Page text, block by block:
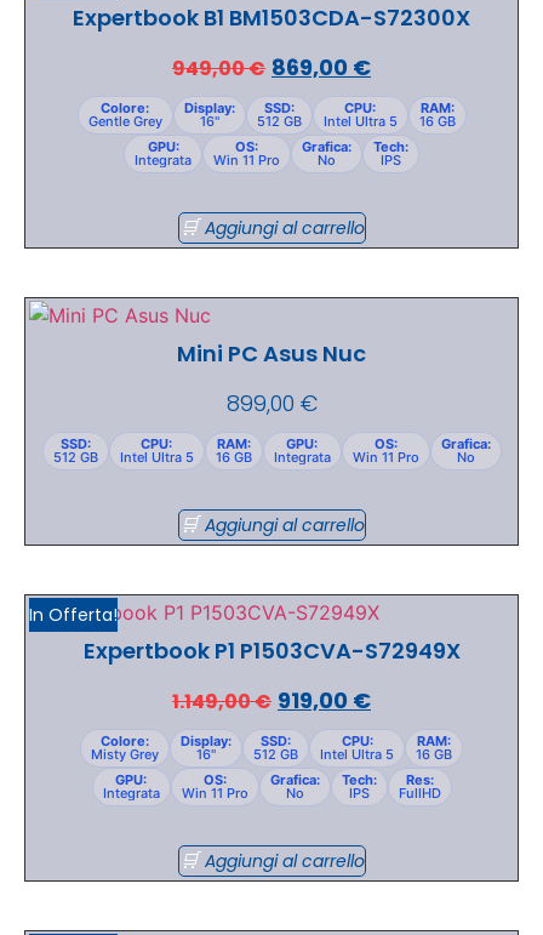
Expertbook B1 BM1503CDA-S72300X
949,00€ 869,00 €
Colore:
Gentle Grey
Display:
16"
SSD:
512 GB
CPU:
Intel Ultra 5
RAM:
16 GB
GPU:
Integrata
OS:
Win 11 Pro
Grafica:
No
Tech:
IPS
Aggiungi al carrello
Mini PC Asus Nuc
899,00 €
SSD:
512 GB
CPU:
Intel Ultra 5
RAM:
16 GB
GPU:
Integrata
OS:
Win 11 Pro
Grafica:
No
Aggiungi al carrello
In Offerta!
Expertbook P1 P1503CVA-S72949X
1.149,00€ 919,00 €
Colore:
Misty Grey
Display:
16"
SSD:
512 GB
CPU:
Intel Ultra 5
RAM:
16 GB
GPU:
Integrata
OS:
Win 11 Pro
Grafica:
No
Tech:
IPS
Res:
FullHD
Aggiungi al carrello